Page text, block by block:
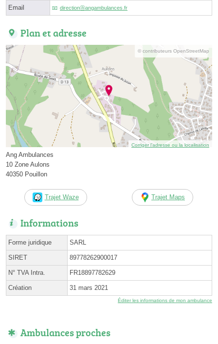
Email directionⓐangambulances.fr
Plan et adresse
© contributeurs OpenStreetMap
Corriger l’adresse ou la localisation
Ang Ambulances
10 Zone Aulons
40350 Pouillon
Trajet Waze Trajet Maps
Informations
Forme juridique SARL
SIRET 89778262900017
N° TVA Intra. FR18897782629
Création 31 mars 2021
Éditer les informations de mon ambulance
Ambulances proches